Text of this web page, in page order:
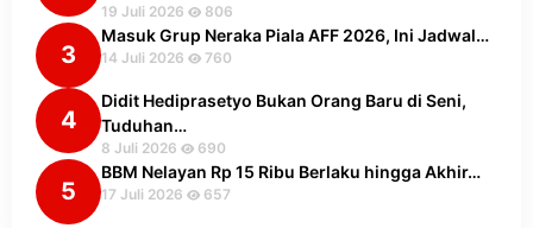
19 Juli 2026 806
3
Masuk Grup Neraka Piala AFF 2026, Ini Jadwal…
14 Juli 2026 760
4
Didit Hediprasetyo Bukan Orang Baru di Seni,
Tuduhan…
8 Juli 2026 690
5
BBM Nelayan Rp 15 Ribu Berlaku hingga Akhir…
17 Juli 2026 657